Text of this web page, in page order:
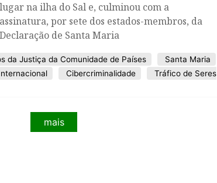
lugar na ilha do Sal e, culminou com a
assinatura, por sete dos estados-membros, da
Declaração de Santa Maria
da Justiça da Comunidade de Países
Santa Maria
Cibercriminalidade
Tráfico de Seres
mais